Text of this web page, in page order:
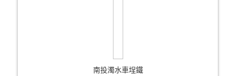
南投濁水車埕鐵